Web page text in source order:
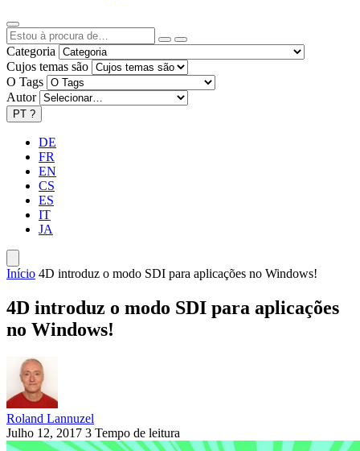
Categoria
Cujos temas são
O Tags
Autor
PT ?
DE
FR
EN
CS
ES
IT
JA
Início 4D introduz o modo SDI para aplicações no Windows!
4D introduz o modo SDI para aplicações
no Windows!
Roland Lannuzel
Julho 12, 2017 3 Tempo de leitura